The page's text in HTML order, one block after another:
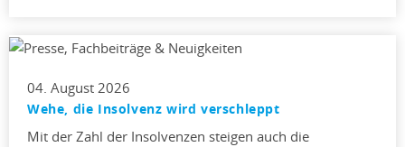
04. August 2026
Wehe, die Insolvenz wird verschleppt
Mit der Zahl der Insolvenzen steigen auch die